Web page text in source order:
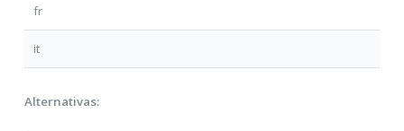
fr
it
Alternativas: